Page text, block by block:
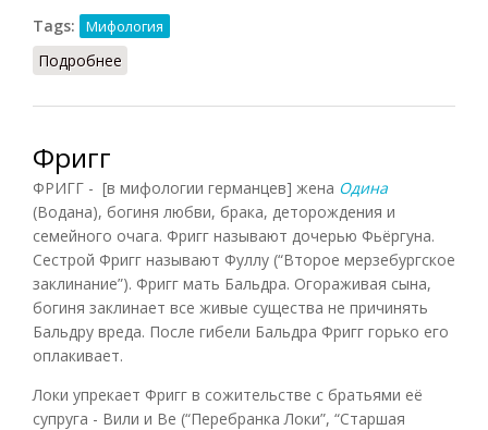
Tags:
Мифология
Подробнее
Фригг
ФРИГГ - [в мифологии германцев] жена Одина
(Водана), богиня любви, брака, деторождения и
семейного очага. Фригг называют дочерью Фьёргуна.
Сестрой Фригг называют Фуллу (“Второе мерзебургское
заклинание”). Фригг мать Бальдра. Огораживая сына,
богиня заклинает все живые существа не причинять
Бальдру вреда. После гибели Бальдра Фригг горько его
оплакивает.
Локи упрекает Фригг в сожительстве с братьями её
супруга - Вили и Ве (“Перебранка Локи”, “Старшая